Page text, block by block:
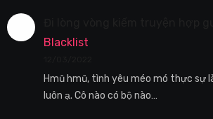
Blacklist
Hmũ hmũ, tình yêu méo mó thực sự
luôn ạ. Cô nào có bộ nào…